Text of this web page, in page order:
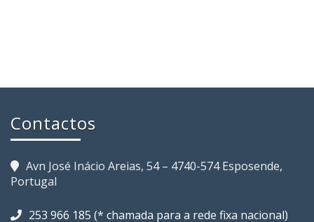
Contactos
Avn José Inácio Areias, 54 – 4740-574 Esposende,
Portugal
253 966 185 (* chamada para a rede fixa nacional)